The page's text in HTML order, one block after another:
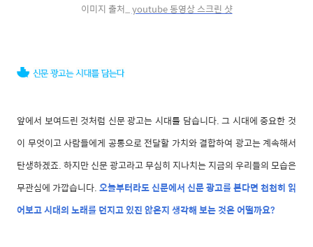
이미지 출처_youtube 동영상 스크린 샷
앞에서 보여드린 것처럼 신문 광고는 시대를 담습니다. 그 시대에 중요한 것
이 무엇이고 사람들에게 공통으로 전달할 가치와 결합하여 광고는 계속해서
탄생하겠죠. 하지만 신문 광고라고 무심히 지나치는 지금의 우리들의 모습은
무관심에 가깝습니다.오늘부터라도 신문에서 신문 광고를 본다면 천천히 읽
어보고 시대의 노래를 던지고 있진 않은지 생각해 보는 것은 어떨까요?